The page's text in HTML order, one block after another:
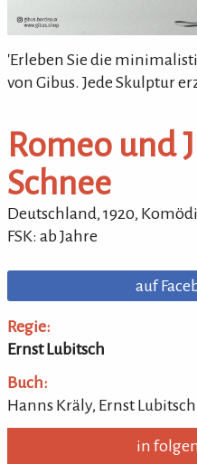
'Erleben Sie die
von Gibus. Jede Skulptur
Romeo und
Schnee
Deutschland, 1920,
FSK: ab Jahre
auf
Regie:
Ernst Lubitsch
Buch:
Hanns Kräly, Ernst Lubitsch
in